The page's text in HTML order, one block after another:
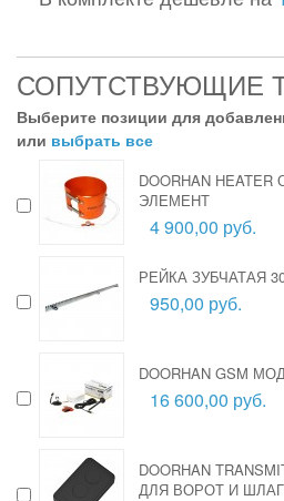
СОПУТСТВУЮЩИЕ
Выберите позиции для
или выбрать все
DOORHAN
ЭЛЕМЕНТ
4 900,00 руб.
РЕЙКА ЗУБЧАТАЯ
950,00 руб.
DOORHAN GSM
16 600,00 руб.
DOORHAN
ДЛЯ ВОРОТ И